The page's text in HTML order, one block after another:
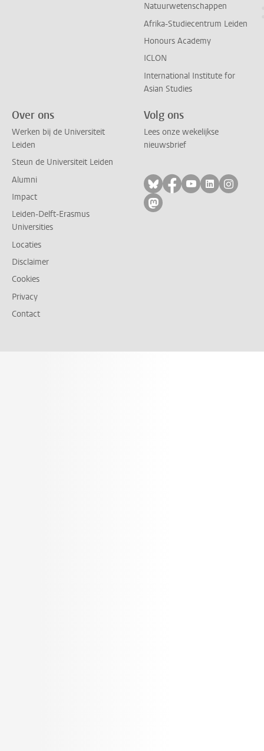
Natuurwetenschappen
Afrika-Studiecentrum Leiden
Honours Academy
ICLON
International Institute for
Asian Studies
Over ons
Werken bij de Universiteit
Leiden
Steun de Universiteit Leiden
Alumni
Impact
Leiden-Delft-Erasmus
Universities
Locaties
Disclaimer
Cookies
Privacy
Contact
Volg ons
Lees onze wekelijkse
nieuwsbrief
Volg ons op bluesky
Volg ons op
Volg ons op
Volg ons
Volg
Volg ons op mastodon